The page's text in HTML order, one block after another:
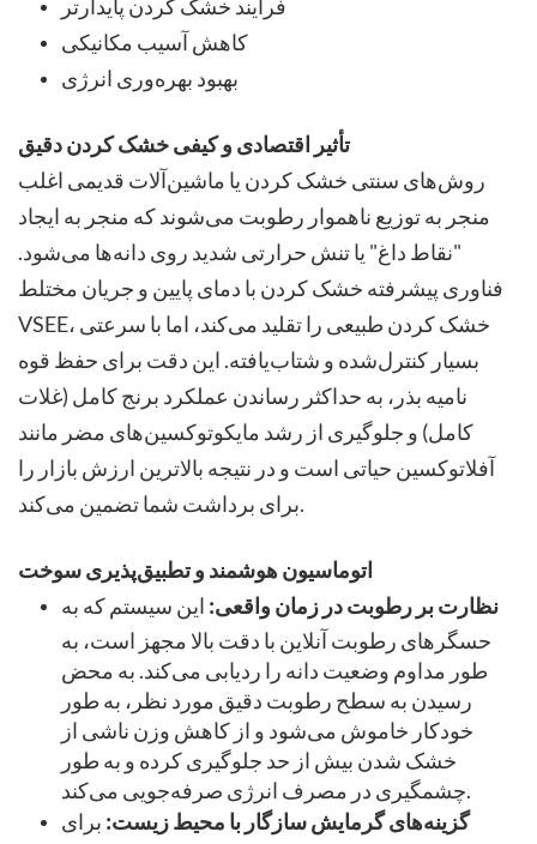
فرآیند خشک کردن پایدارتر
کاهش آسیب مکانیکی
بهبود بهره‌وری انرژی
تأثیر اقتصادی و کیفی خشک کردن دقیق
روش‌های سنتی خشک کردن یا ماشین‌آلات قدیمی اغلب
منجر به توزیع ناهموار رطوبت می‌شوند که منجر به ایجاد
"نقاط داغ" یا تنش حرارتی شدید روی دانه‌ها می‌شود.
فناوری پیشرفته خشک کردن با دمای پایین و جریان مختلط
VSEE، خشک کردن طبیعی را تقلید می‌کند، اما با سرعتی
بسیار کنترل‌شده و شتاب‌یافته. این دقت برای حفظ قوه
نامیه بذر، به حداکثر رساندن عملکرد برنج کامل (غلات
کامل) و جلوگیری از رشد مایکوتوکسین‌های مضر مانند
آفلاتوکسین حیاتی است و در نتیجه بالاترین ارزش بازار را
برای برداشت شما تضمین می‌کند.
اتوماسیون هوشمند و تطبیق‌پذیری سوخت
نظارت بر رطوبت در زمان واقعی: این سیستم که به
حسگرهای رطوبت آنلاین با دقت بالا مجهز است، به
طور مداوم وضعیت دانه را ردیابی می‌کند. به محض
رسیدن به سطح رطوبت دقیق مورد نظر، به طور
خودکار خاموش می‌شود و از کاهش وزن ناشی از
خشک شدن بیش از حد جلوگیری کرده و به طور
گزینه‌های گرمایش سازگار با محیط زیست: برای